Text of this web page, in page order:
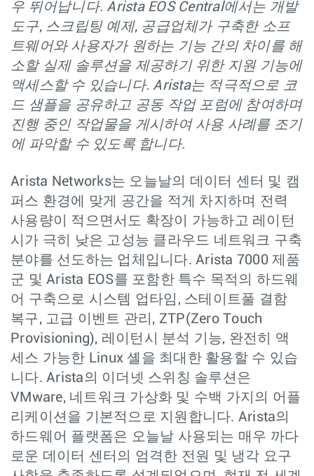
우 뛰어납니다. Arista EOS Central에서는 개발
도구, 스크립팅 예제, 공급업체가 구축한 소프
트웨어와 사용자가 원하는 기능 간의 차이를 해
소할 실제 솔루션을 제공하기 위한 지원 기능에
액세스할 수 있습니다. Arista는 적극적으로 코
드 샘플을 공유하고 공동 작업 포럼에 참여하며
진행 중인 작업물을 게시하여 사용 사례를 조기
에 파악할 수 있도록 합니다.
Arista Networks는 오늘날의 데이터 센터 및 캠
퍼스 환경에 맞게 공간을 적게 차지하며 전력
사용량이 적으면서도 확장이 가능하고 레이턴
시가 극히 낮은 고성능 클라우드 네트워크 구축
분야를 선도하는 업체입니다. Arista 7000 제품
군 및 Arista EOS를 포함한 특수 목적의 하드웨
어 구축으로 시스템 업타임, 스테이트풀 결함
복구, 고급 이벤트 관리, ZTP(Zero Touch
Provisioning), 레이턴시 분석 기능, 완전히 액
세스 가능한 Linux 셸을 최대한 활용할 수 있습
니다. Arista의 이더넷 스위칭 솔루션은
VMware, 네트워크 가상화 및 수백 가지의 어플
리케이션을 기본적으로 지원합니다. Arista의
하드웨어 플랫폼은 오늘날 사용되는 매우 까다
로운 데이터 센터의 엄격한 전원 및 냉각 요구